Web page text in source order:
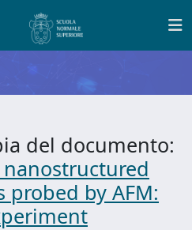
del documento:
probed by AFM: